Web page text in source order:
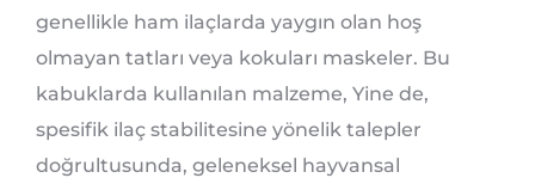
genellikle ham ilaçlarda yaygın olan hoş
olmayan tatları veya kokuları maskeler. Bu
kabuklarda kullanılan malzeme, Yine de,
spesifik ilaç stabilitesine yönelik talepler
doğrultusunda, geleneksel hayvansal